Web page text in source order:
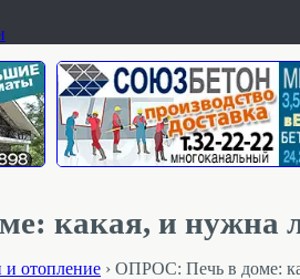
какая, и нужна
отопление › ОПРОС: Печь в доме: